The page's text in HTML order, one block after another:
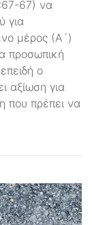
67) να
για
μέρος (Α´)
προσωπική
ο
αξίωση για
που πρέπει να